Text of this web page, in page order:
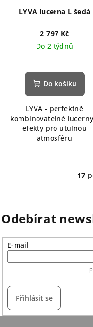
LYVA lucerna L šedá
2 797 Kč
Do 2 týdnů
Do košíku
LYVA - perfektně
kombinovatelné
efekty pro útulnou
atmosféru
17
Odebírat
E-mail
Přihlásit se